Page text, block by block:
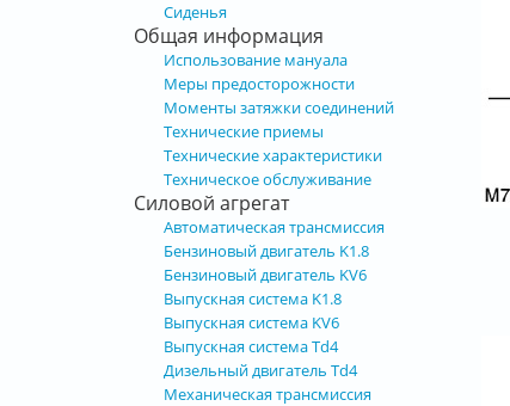
Сиденья
Общая информация
Использование мануала
Меры предосторожности
Моменты затяжки соединений
Технические приемы
Технические характеристики
Техническое обслуживание
Силовой агрегат
Автоматическая трансмиссия
Бензиновый двигатель K1.8
Бензиновый двигатель KV6
Выпускная система K1.8
Выпускная система KV6
Выпускная система Td4
Дизельный двигатель Td4
Механическая трансмиссия